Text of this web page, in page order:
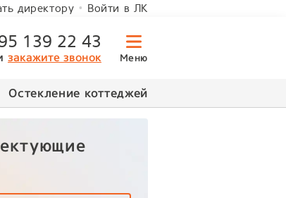
директору Войти в ЛК
139 22 43
закажите звонок Меню
Остекление коттеджей